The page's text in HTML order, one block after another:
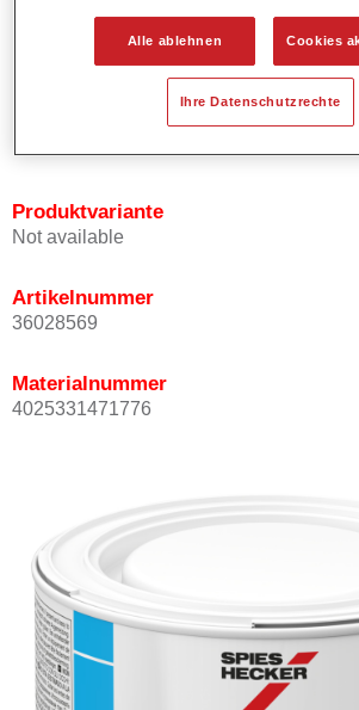
1,5 Spritzgängen.
Bietet ein gutes Standvermögen.
Verfügt über ein hohes Deckvermögen.
Besitzt eine hohe Farbtongenauigkeit.
Produktvariante
Not available
Artikelnummer
36028569
Materialnummer
4025331471776
Alle ablehnen Cookies
Ihre Datenschutzrechte